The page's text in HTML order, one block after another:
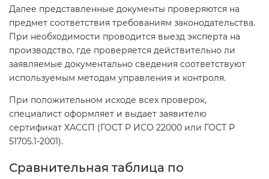
Далее представленные документы проверяются на
предмет соответствия требованиям законодательства.
При необходимости проводится выезд эксперта на
производство, где проверяется действительно ли
заявляемые документально сведения соответствуют
используемым методам управления и контроля.
При положительном исходе всех проверок,
специалист оформляет и выдает заявителю
сертификат ХАССП (ГОСТ Р ИСО 22000 или ГОСТ Р
51705.1-2001).
Сравнительная таблица по